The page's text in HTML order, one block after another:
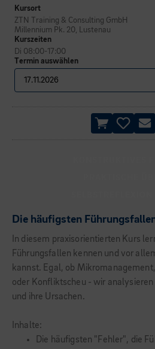
Kursort
ZTN Training & Consulting GmbH
Millennium Pk. 20, Lustenau
Termin auswählen
Kurszeiten
Di 08:00-17:00
Die häufigsten
In diesem praxisorientierten Kurs
Führungsfallen kennen und vor
kannst. Egal, ob
oder Konfliktscheu - wir
und ihre Ursachen.
Inhalte:
Die häufigsten "Fehler", die